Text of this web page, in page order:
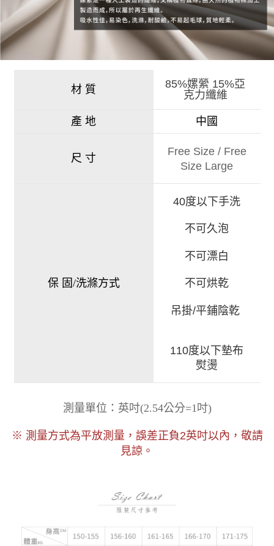
材 質
85%嫘縈 15%亞
克力纖維
產 地 中國
尺 寸
Free Size / Free
Size Large
保 固/洗滌方式
40度以下手洗
不可久泡
不可漂白
不可烘乾
吊掛/平鋪陰乾
110度以下墊布
熨燙
測量單位：英吋(2.54公分=1吋)
※ 測量方式為平放測量，誤差正負2英吋以內，敬請
見諒。